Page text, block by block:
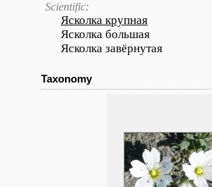
Scientific:
Ясколка крупная
Ясколка большая
Ясколка завёрнутая
Taxonomy